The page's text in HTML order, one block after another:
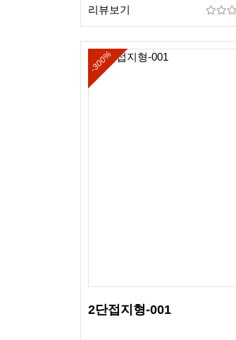
리뷰보기
-300%
2단접지형-001